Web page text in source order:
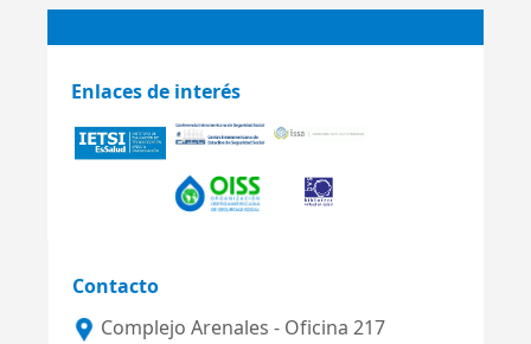
Enlaces de interés
Contacto
Complejo Arenales - Oficina 217